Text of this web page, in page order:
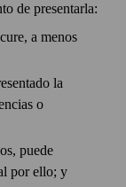
de presentarla:
a menos
la
o
puede
por ello; y